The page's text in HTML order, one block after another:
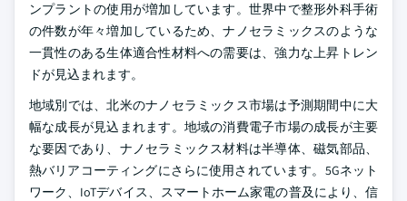
ンプラントの使用が増加しています。世界中で整形外科手術
の件数が年々増加しているため、ナノセラミックスのような
一貫性のある生体適合性材料への需要は、強力な上昇トレン
ドが見込まれます。
地域別では、北米のナノセラミックス市場は予測期間中に大
幅な成長が見込まれます。地域の消費電子市場の成長が主要
な要因であり、ナノセラミックス材料は半導体、磁気部品、
熱バリアコーティングにさらに使用されています。5Gネット
ワーク、IoTデバイス、スマートホーム家電の普及により、信